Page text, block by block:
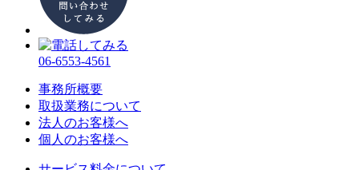
06-6553-4561
事務所概要
取扱業務について
法人のお客様へ
個人のお客様へ